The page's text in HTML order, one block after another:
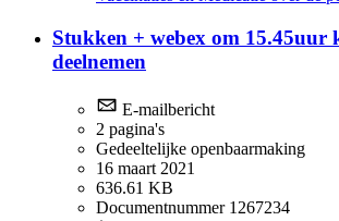
Stukken + webex om 15.45uur
deelnemen
E-mailbericht
2 pagina's
Gedeeltelijke openbaarmaking
16 maart 2021
636.61 KB
Documentnummer 1267234